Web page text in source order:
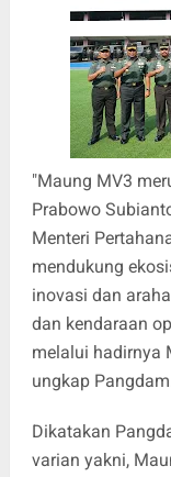
"Maung MV3
Prabowo
Menteri
mendukung
inovasi dan
dan kendaraan
melalui hadirnya
ungkap
Dikatakan
varian yakni,